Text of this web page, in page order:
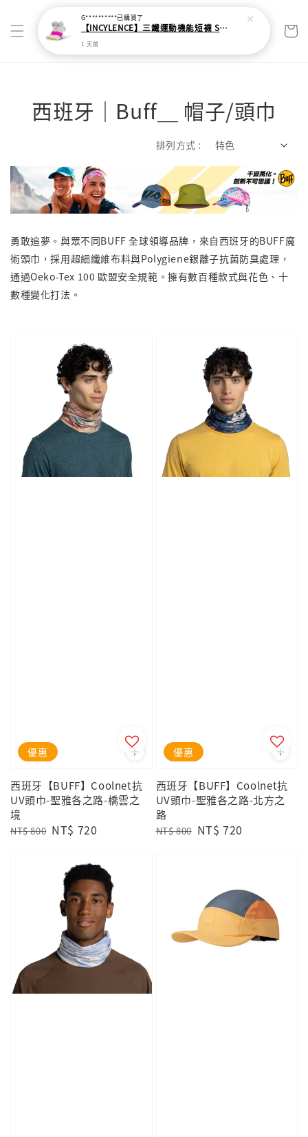
西班牙｜Buff＿ 帽子/頭巾
排列方式 :
勇敢追夢。與眾不同BUFF 全球領導品牌，來自西班牙的BUFF魔
術頭巾，採用超細纖維布料與Polygiene銀離子抗菌防臭處理，
通過Oeko-Tex 100 歐盟安全規範。擁有數百種款式與花色、十
數種變化打法。
優惠
西班牙【BUFF】Coolnet抗
UV頭巾-聖雅各之路-橋雲之
境
Regular
NT$ 800 Sale
NT$ 720
優惠
西班牙【BUFF】Coolnet抗
UV頭巾-聖雅各之路-北方之
路
Regular
NT$ 800 Sale
NT$ 720